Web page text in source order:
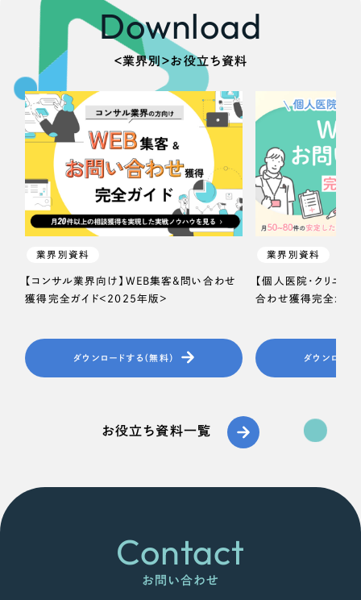
Download
＜業界別＞お役立ち資料
業界別資料
【コンサル業界向け】WEB集客＆問い合わせ
獲得完全ガイド＜2025年版＞
ダウンロードする（無料）
業界別資料
【個人医院・クリニッ
合わせ獲得完全ガイ
ダウンロード
お役立ち資料一覧
Contact
お問い合わせ